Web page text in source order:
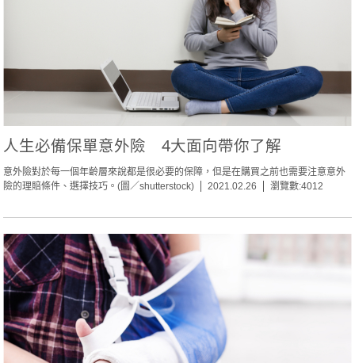
人生必備保單意外險 4大面向帶你了解
意外險對於每一個年齡層來說都是很必要的保障，但是在購買之前也需要注意意外
險的理賠條件、選擇技巧。(圖／shutterstock)
2021.02.26 瀏覽數:4012